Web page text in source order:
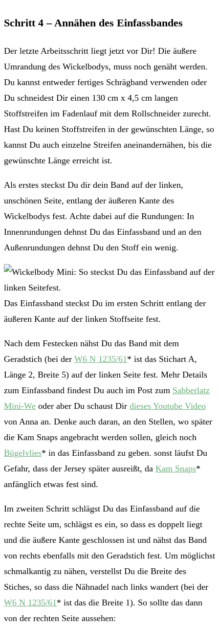
Schritt 4 – Annähen des Einfassbandes
Der letzte Arbeitsschritt liegt jetzt vor Dir! Die äußere
Umrandung des Wickelbodys, muss noch genäht werden.
Du kannst entweder fertiges Schrägband verwenden oder
Du schneidest Dir einen 130 cm x 4,5 cm langen
Stoffstreifen im Fadenlauf mit dem Rollschneider zurecht.
Hast Du keinen Stoffstreifen in der gewünschten Länge, so
kannst Du auch einzelne Streifen aneinandernähen, bis die
gewünschte Länge erreicht ist.
Als erstes steckst Du dir dein Band auf der linken,
unschönen Seite, entlang der äußeren Kante des
Wickelbodys fest. Achte dabei auf die Rundungen: In
Innenrundungen dehnst Du das Einfassband und an den
Außenrundungen dehnst Du den Stoff ein wenig.
Das Einfassband steckst Du im ersten Schritt entlang der
äußeren Kante auf der linken Stoffseite fest.
Nach dem Festecken nähst Du das Band mit dem
Geradstich (bei der W6 N 1235/61 * ist das Stichart A,
Länge 2, Breite 5) auf der linken Seite fest. Mehr Details
zum Einfassband findest Du auch im Post zum Sabberlatz
Mini-We oder aber Du schaust Dir dieses Youtube Video
von Anna an. Denke auch daran, an den Stellen, wo später
die Kam Snaps angebracht werden sollen, gleich noch
Bügelvlies* in das Einfassband zu geben. sonst läufst Du
Gefahr, dass der Jersey später ausreißt, da Kam Snaps*
anfänglich etwas fest sind.
Im zweiten Schritt schlägst Du das Einfassband auf die
rechte Seite um, schlägst es ein, so dass es doppelt liegt
und die äußere Kante geschlossen ist und nähst das Band
von rechts ebenfalls mit den Geradstich fest. Um möglichst
schmalkantig zu nähen, verstellst Du die Breite des
Stiches, so dass die Nähnadel nach links wandert (bei der
W6 N 1235/61 * ist das die Breite 1). So sollte das dann
von der rechten Seite aussehen: